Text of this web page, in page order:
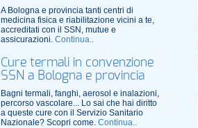
A Bologna e provincia tanti centri di
medicina fisica e riabilitazione vicini a te,
accreditati con il SSN, mutue e
assicurazioni. Continua..
Cure termali in convenzione
SSN a Bologna e provincia
Bagni termali, fanghi, aerosol e inalazioni,
percorso vascolare... Lo sai che hai diritto
a queste cure con il Servizio Sanitario
Nazionale? Scopri come. Continua..